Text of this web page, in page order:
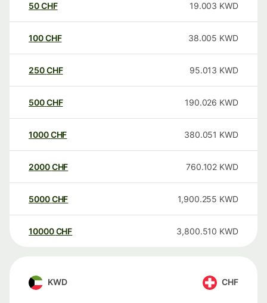
50CHF 19.003 KWD
100CHF 38.005 KWD
250CHF 95.013 KWD
500CHF 190.026 KWD
1000CHF 380.051 KWD
2000CHF 760.102 KWD
5000CHF 1,900.255 KWD
10000 CHF 3,800.510 KWD
KWD CHF